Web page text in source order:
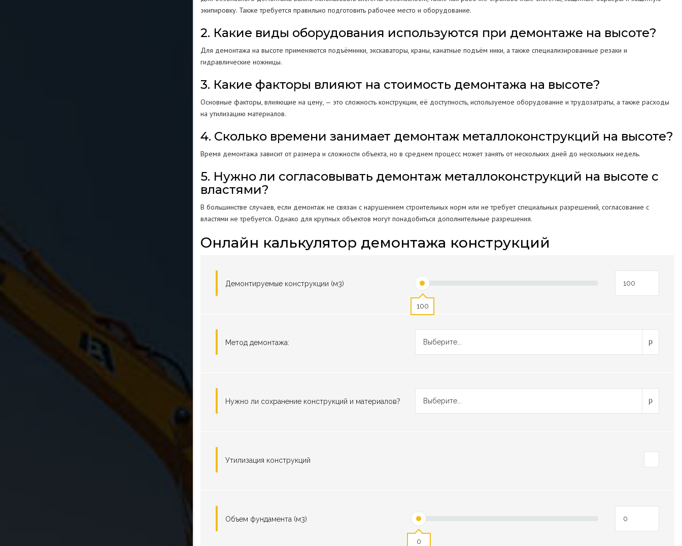
экипировку. Также требуется правильно подготовить рабочее место и оборудование.
2. Какие виды оборудования используются при демонтаже на высоте?
Для демонтажа на высоте применяются подъёмники, экскаваторы, краны, канатные подъём ники, а также специализированные резаки и
гидравлические ножницы.
3. Какие факторы влияют на стоимость демонтажа на высоте?
Основные факторы, влияющие на цену, — это сложность конструкции, её доступность, используемое оборудование и трудозатраты, а также расходы
на утилизацию материалов.
4. Сколько времени занимает демонтаж металлоконструкций на высоте?
Время демонтажа зависит от размера и сложности объекта, но в среднем процесс может занять от нескольких дней до нескольких недель.
5. Нужно ли согласовывать демонтаж металлоконструкций на высоте с
властями?
В большинстве случаев, если демонтаж не связан с нарушением строительных норм или не требует специальных разрешений, согласование с
властями не требуется. Однако для крупных объектов могут понадобиться дополнительные разрешения.
Онлайн калькулятор демонтажа конструкций
Демонтируемые конструкции (м3)
100
Метод демонтажа: Выберите...
Нужно ли сохранение конструкций и материалов? Выберите...
Утилизация конструкций
Объем фундамента (м3)
0